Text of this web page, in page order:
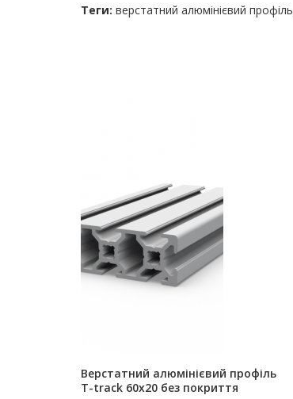
Теги: верстатний алюмінієвий профіль
Верстатний алюмінієвий профіль
T-track 60х20 без покриття